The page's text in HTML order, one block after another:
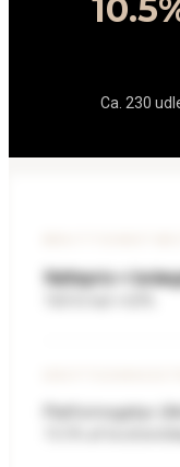
Ca. 230
Nattepris ×
Platformsgebyr